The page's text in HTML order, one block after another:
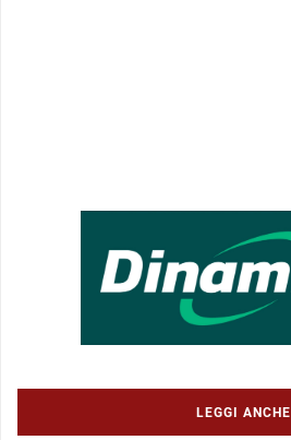
LEGGI ANCHE